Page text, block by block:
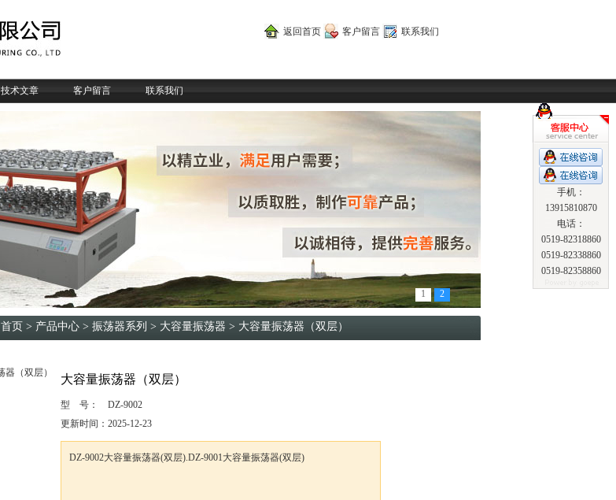
返回首页 客户留言 联系我们
技术文章 客户留言 联系我们
1 2
手机：
13915810870
电话：
0519-82318860
0519-82338860
0519-82358860
首页 > 产品中心 > 振荡器系列 > 大容量振荡器 > 大容量振荡器（双层）
大容量振荡器（双层）
型 号：
DZ-9002
更新时间： 2025-12-23
DZ-9002大容量振荡器(双层).DZ-9001大容量振荡器(双层)